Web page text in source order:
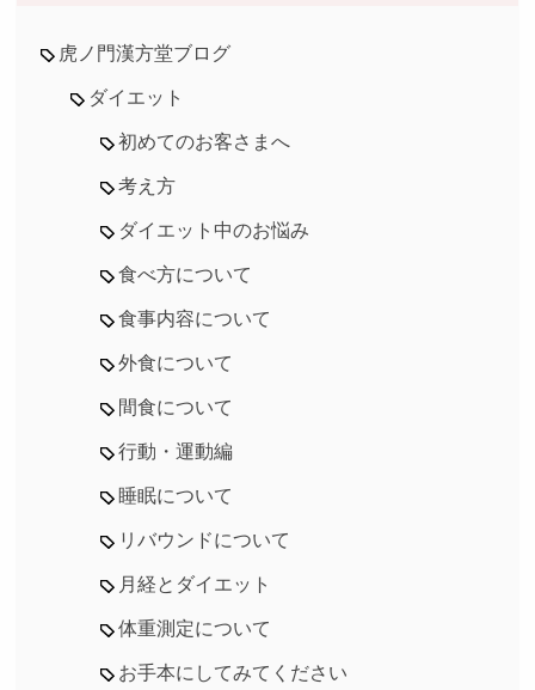
虎ノ門漢方堂ブログ
ダイエット
初めてのお客さまへ
考え方
ダイエット中のお悩み
食べ方について
食事内容について
外食について
間食について
行動・運動編
睡眠について
リバウンドについて
月経とダイエット
体重測定について
お手本にしてみてください